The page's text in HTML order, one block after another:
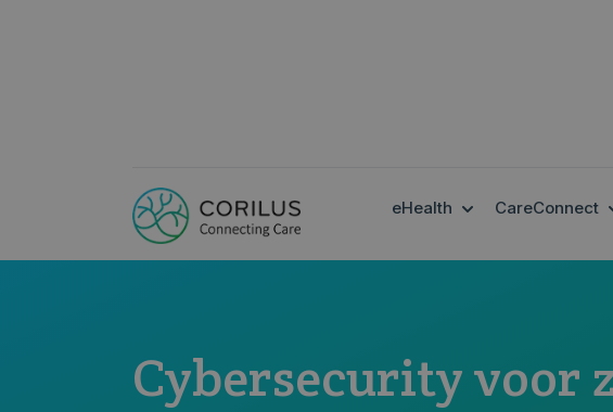
eHealth SHOW SUBMENU
CareConnect
Cybersecurity voor